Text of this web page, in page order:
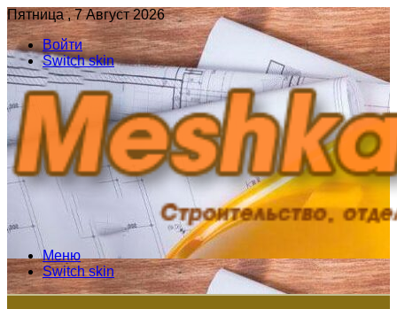
Пятница , 7 Август 2026
Войти
Switch skin
Меню
Switch skin